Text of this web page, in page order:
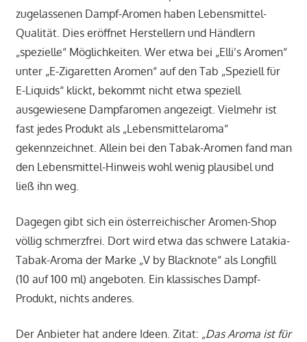
zugelassenen Dampf-Aromen haben Lebensmittel-
Qualität. Dies eröffnet Herstellern und Händlern
„spezielle“ Möglichkeiten. Wer etwa bei „Elli’s Aromen“
unter „E-Zigaretten Aromen“ auf den Tab „Speziell für
E-Liquids“ klickt, bekommt nicht etwa speziell
ausgewiesene Dampfaromen angezeigt. Vielmehr ist
fast jedes Produkt als „Lebensmittelaroma“
gekennzeichnet. Allein bei den Tabak-Aromen fand man
den Lebensmittel-Hinweis wohl wenig plausibel und
ließ ihn weg.
Dagegen gibt sich ein österreichischer Aromen-Shop
völlig schmerzfrei. Dort wird etwa das schwere Latakia-
Tabak-Aroma der Marke „V by Blacknote“ als Longfill
(10 auf 100 ml) angeboten. Ein klassisches Dampf-
Produkt, nichts anderes.
Der Anbieter hat andere Ideen. Zitat: „Das Aroma ist für